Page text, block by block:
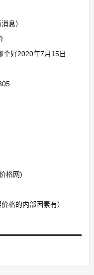
息）
个好2020年7月15日
格网)
格的内部因素有）